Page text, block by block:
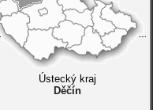
Ústecký kraj
Děčín